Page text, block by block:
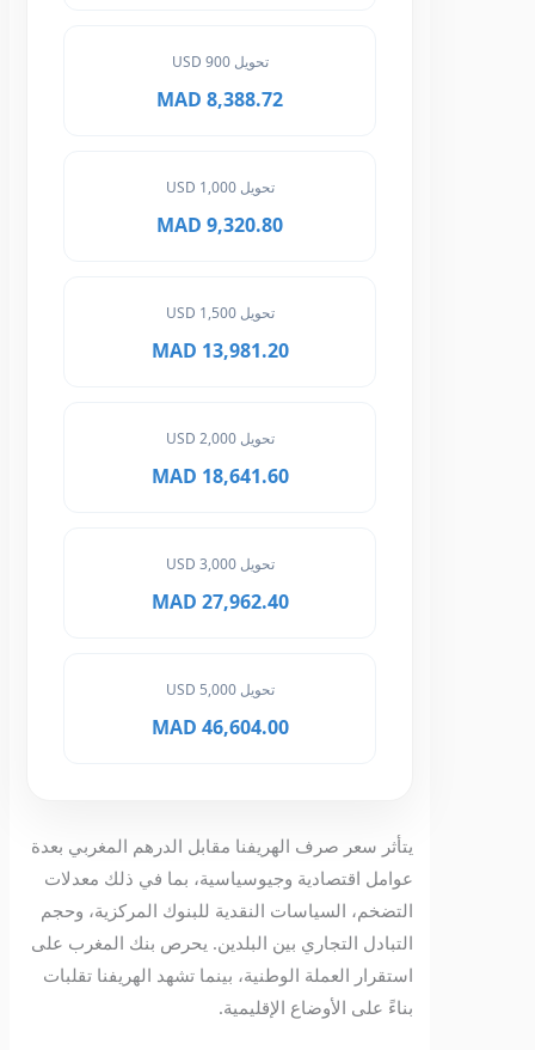
تحويل 900 USD
8,388.72 MAD
تحويل 1,000 USD
9,320.80 MAD
تحويل 1,500 USD
13,981.20 MAD
تحويل 2,000 USD
18,641.60 MAD
تحويل 3,000 USD
27,962.40 MAD
تحويل 5,000 USD
46,604.00 MAD
يتأثر سعر صرف الهريفنا مقابل الدرهم المغربي بعدة
عوامل اقتصادية وجيوسياسية، بما في ذلك معدلات
التضخم، السياسات النقدية للبنوك المركزية، وحجم
التبادل التجاري بين البلدين. يحرص بنك المغرب على
استقرار العملة الوطنية، بينما تشهد الهريفنا تقلبات
بناءً على الأوضاع الإقليمية.